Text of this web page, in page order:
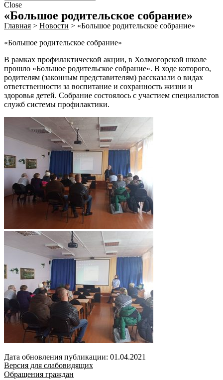
Close
«Большое родительское собрание»
Главная > Новости > «Большое родительское собрание»
«Большое родительское собрание»
В рамках профилактической акции, в Холмогорской школе
прошло «Большое родительское собрание». В ходе которого,
родителям (законным представителям) рассказали о видах
ответственности за воспитание и сохранность жизни и
здоровья детей. Собрание состоялось с участием специалистов
служб системы профилактики.
Дата обновления публикации: 01.04.2021
Версия для слабовидящих
Обращения граждан